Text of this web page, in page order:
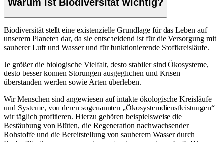
Warum ist Biodiversität wichtig?
Biodiversität stellt eine existenzielle Grundlage für das Leben auf
unserem Planeten dar, da sie entscheidend ist für die Versorgung mit
sauberer Luft und Wasser und für funktionierende Stoffkreisläufe.
Je größer die biologische Vielfalt, desto stabiler sind Ökosysteme,
desto besser können Störungen ausgeglichen und Krisen
überstanden werden sowie Arten überleben.
Wir Menschen sind angewiesen auf intakte ökologische Kreisläufe
und Systeme, von deren sogenannten „Ökosystemdienstleistungen“
wir täglich profitieren. Hierzu gehören beispielsweise die
Bestäubung von Blüten, die Regeneration nachwachsender
Rohstoffe und die Bereitstellung von sauberem Wasser durch